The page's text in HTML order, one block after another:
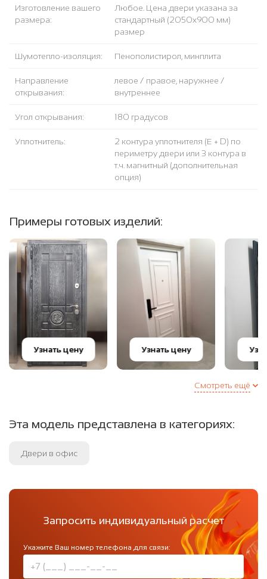
Изготовление вашего
размера:
Любое. Цена двери указана за
стандартный (2050x900 мм)
размер
Шумотепло-изоляция: Пенополистирол, минплита
Направление
открывания:
левое / правое, наружнее /
внутреннее
Угол открывания: 180 градусов
Уплотнитель:
2 контура уплотнителя (Е + D) по
периметру двери или 3 контура в
т.ч. магнитный (дополнительная
опция)
Примеры готовых изделий:
Узнать цену Узнать цену
Смотреть ещё
Эта модель представлена в категориях:
Двери в офис
Запросить индивидуальный расчет
Укажите Ваш номер телефона для связи: